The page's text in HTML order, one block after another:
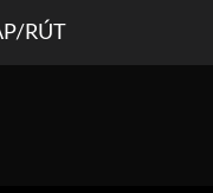
RÚT